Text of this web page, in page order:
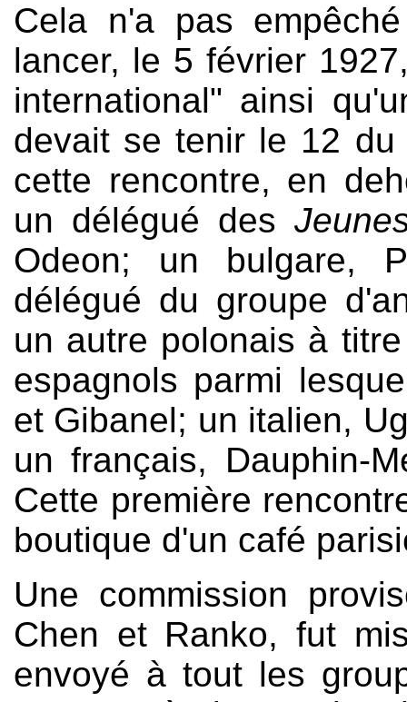
Cela n'a pas
lancer, le 5 février
international" ainsi
devait se tenir le 12
cette rencontre, en
un délégué des
Odeon; un bulgare,
délégué du groupe
un autre polonais à
espagnols parmi
et Gibanel; un italien,
un français, Dauphin-
Cette première
boutique d'un café
Une commission
Chen et Ranko, fut
envoyé à tout les